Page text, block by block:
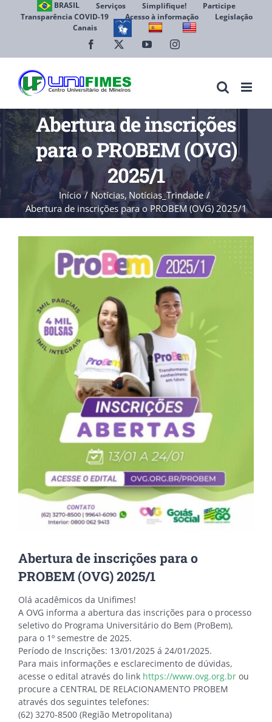
BRASIL Serviços Simplifique!
Participe
Transparência COVID-19
Acesso à informação
Legislação
Canais
Facebook YouTubeInstagram
Abertura de inscrições
para o PROBEM (OVG)
2025/1
Início Notícias Notícias_Trindade
Abertura de inscrições para o PROBEM (OVG) 2025/1
Abertura de inscrições para o
PROBEM (OVG) 2025/1
Olá acadêmicos da Unifimes!
A OVG informa a abertura das inscrições para o processo
seletivo do Programa Universitário do Bem (ProBem),
para o 1º semestre de 2025.
Período de Inscrições: 13/01/2025 á 24/01/2025.
Para mais informações e esclarecimento de dúvidas,
acesse o edital através do link https://www.ovg.org.br ou
procure a CENTRAL DE RELACIONAMENTO PROBEM
através dos seguintes telefones:
(62) 3270-8500 (Região Metropolitana)